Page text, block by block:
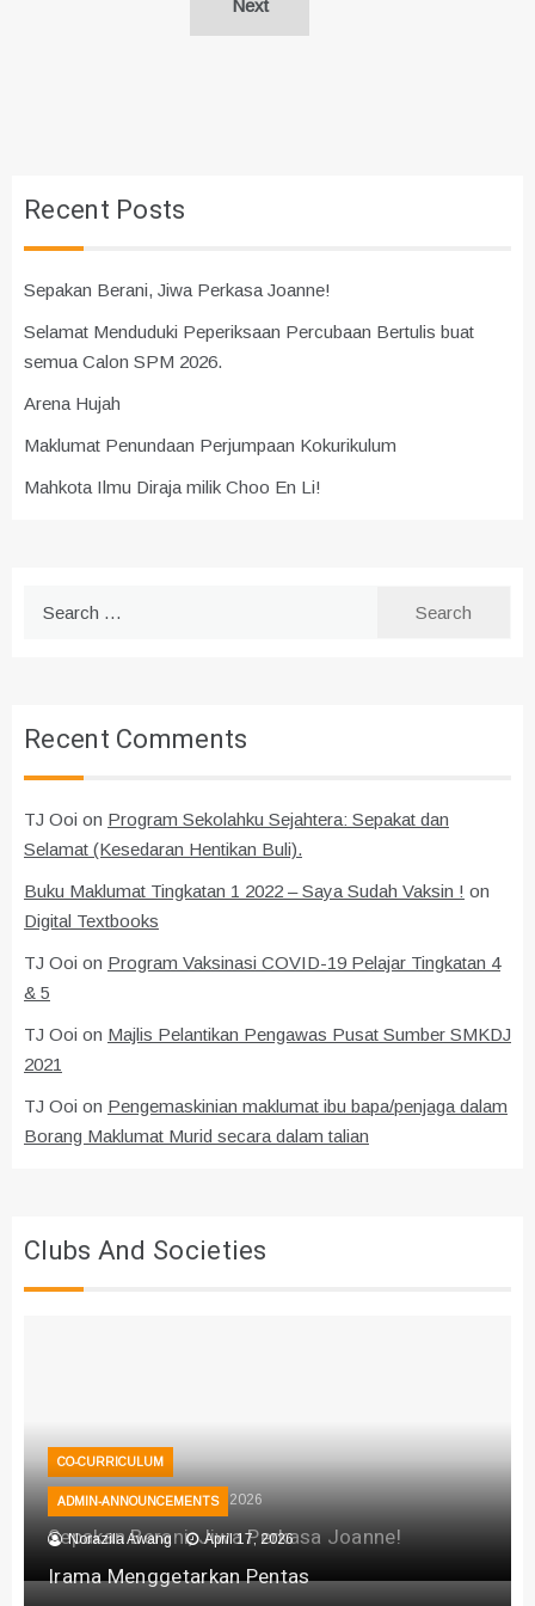
Next
Recent Posts
Sepakan Berani, Jiwa Perkasa Joanne!
Selamat Menduduki Peperiksaan Percubaan Bertulis buat
semua Calon SPM 2026.
Arena Hujah
Maklumat Penundaan Perjumpaan Kokurikulum
Mahkota Ilmu Diraja milik Choo En Li!
Recent Comments
TJ Ooi on Program Sekolahku Sejahtera: Sepakat dan
Selamat (Kesedaran Hentikan Buli).
Buku Maklumat Tingkatan 1 2022 – Saya Sudah Vaksin ! on
Digital Textbooks
TJ Ooi on Program Vaksinasi COVID-19 Pelajar Tingkatan 4
& 5
TJ Ooi on Majlis Pelantikan Pengawas Pusat Sumber SMKDJ
2021
TJ Ooi on Pengemaskinian maklumat ibu bapa/penjaga dalam
Borang Maklumat Murid secara dalam talian
Clubs And Societies
CO-CURRICULUM
Taekwando July 28, 2026
Sepakan Berani, Jiwa Perkasa Joanne!
ADMIN-ANNOUNCEMENTS
Norazila Awang April 17, 2026
Irama Menggetarkan Pentas